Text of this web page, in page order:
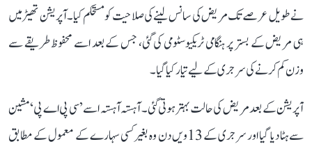
نے طویل عرصے تک مریض کی سانس لینے کی صلاحیت کو مستحکم کیا۔ آپریشن تھیٹر میں
ہی مریض کے بستر پر ہنگامی ٹریکیوسٹومی کی گئی، جس کے بعد اسے محفوظ طریقے سے
وزن کم کرنے کی سرجری کے لیے تیار کیا گیا۔
آپریشن کے بعد مریض کی حالت بہتر ہوتی گئی۔ آہستہ آہستہ اسے ’سی پی اے پی‘ مشین
سے ہٹا دیا گیا اور سرجری کے 13ویں دن وہ بغیر کسی سہارے کے معمول کے مطابق